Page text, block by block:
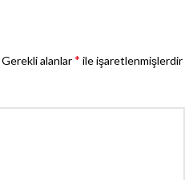
Gerekli alanlar* ile işaretlenmişlerdir